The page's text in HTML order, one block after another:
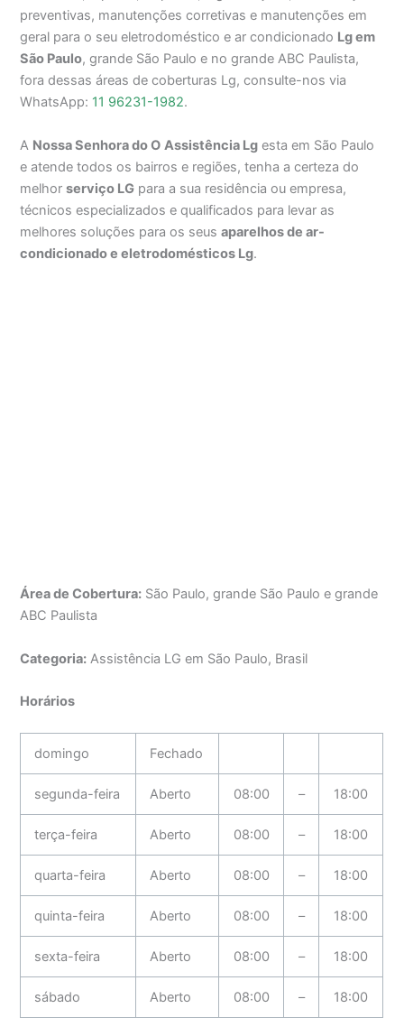
preventivas, manutenções corretivas e manutenções em
geral para o seu eletrodoméstico e ar condicionado Lg em
São Paulo, grande São Paulo e no grande ABC Paulista,
fora dessas áreas de coberturas Lg, consulte-nos via
WhatsApp: 11 96231-1982.
A Nossa Senhora do O Assistência Lg esta em São Paulo
e atende todos os bairros e regiões, tenha a certeza do
melhorserviço LG para a sua residência ou empresa,
técnicos especializados e qualificados para levar as
melhores soluções para os seusaparelhos de ar-
condicionado e eletrodomésticos Lg.
Área de Cobertura: São Paulo, grande São Paulo e grande
ABC Paulista
Categoria: Assistência LG em São Paulo, Brasil
Horários
domingo Fechado
segunda-feira Aberto 08:00 – 18:00
terça-feira Aberto 08:00 – 18:00
quarta-feira Aberto 08:00 – 18:00
quinta-feira Aberto 08:00 – 18:00
sexta-feira Aberto 08:00 – 18:00
sábado Aberto 08:00 – 18:00